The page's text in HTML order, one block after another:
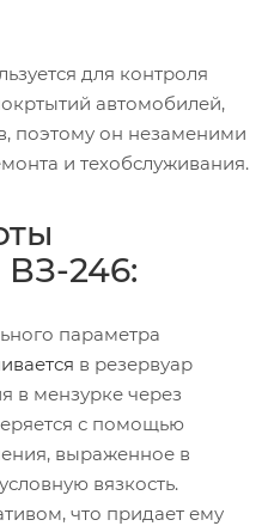
для контроля
автомобилей,
поэтому он незаменими
и техобслуживания.
ВЗ-246:
параметра
в резервуар
в мензурке через
с помощью
выраженное в
вязкость.
что придает ему